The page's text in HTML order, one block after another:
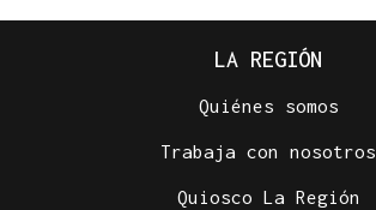
LA REGIÓN
Quiénes somos
Trabaja con nosotros
Quiosco La Región